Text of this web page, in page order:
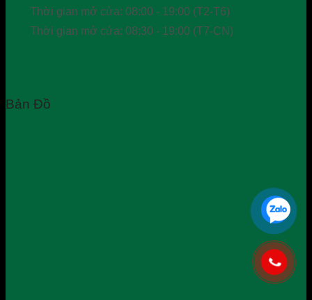
Thời gian mở cửa: 08:00 - 19:00 (T2-T6)
Thời gian mở cửa: 08:30 - 19:00 (T7-CN)
Bản Đồ